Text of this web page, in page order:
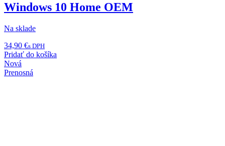
Windows 10 Home OEM
Na sklade
34,90 €s DPH
Pridať do košíka
Nová
Prenosná